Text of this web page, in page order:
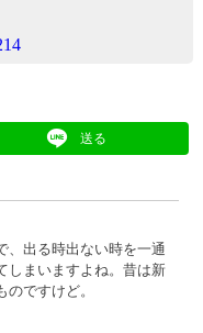
送る
、出る時出ない時を一通
しまいますよね。昔は新
ですけど。